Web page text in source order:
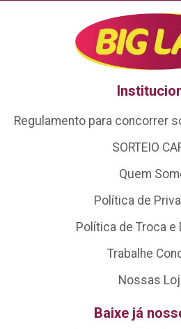
Regulamento para concorrer
SORTEIO
Quem
Política de
Política de Troca e
Trabalhe
Nossas
Baixe já